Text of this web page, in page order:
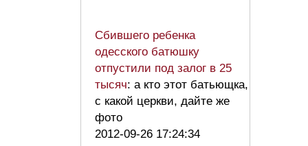
Сбившего ребенка
одесского батюшку
отпустили под залог в 25
тысяч: а кто этот батьющка,
с какой церкви, дайте же
фото
2012-09-26 17:24:34